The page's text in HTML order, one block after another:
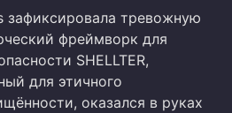
зафиксировала тревожную
фреймворк для
SHELLTER,
для этичного
оказался в руках